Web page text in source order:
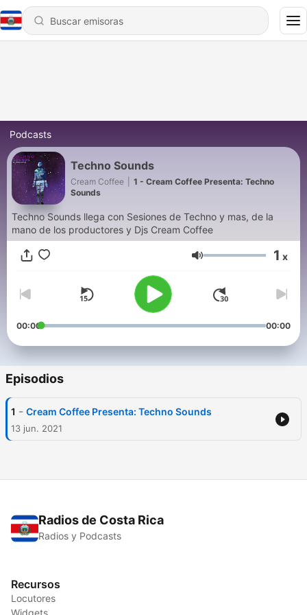
Podcasts
Techno Sounds
Cream Coffee
1 - Cream Coffee Presenta: Techno
Sounds
Techno Sounds llega con Sesiones de Techno y mas, de la
mano de los productores y Djs Cream Coffee
Volumen 1 x
00:00 00:00
Episodios
1 - Cream Coffee Presenta: Techno Sounds
13 jun. 2021
Radios de Costa Rica
Radios y Podcasts
Recursos
Locutores